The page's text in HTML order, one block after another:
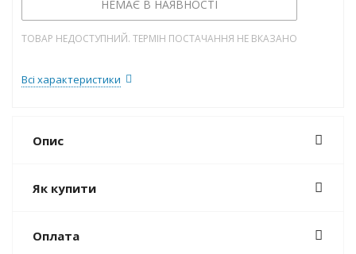
НЕМАЄ В НАЯВНОСТІ
ТОВАР НЕДОСТУПНИЙ. ТЕРМІН ПОСТАЧАННЯ НЕ ВКАЗАНО
Всі характеристики
Опис
Як купити
Оплата